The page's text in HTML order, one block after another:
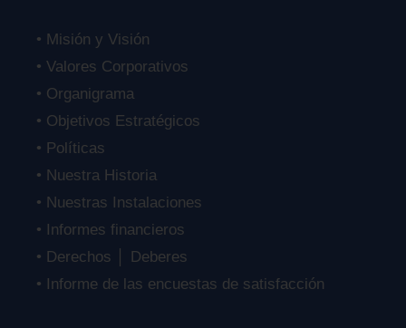
• Misión y Visión
• Valores Corporativos
• Organigrama
• Objetivos Estratégicos
• Políticas
• Nuestra Historia
• Nuestras Instalaciones
• Informes financieros
• Derechos │ Deberes
• Informe de las encuestas de satisfacción